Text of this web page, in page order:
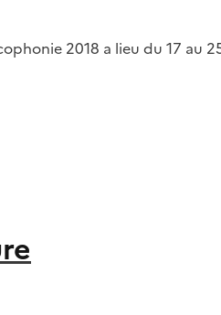
2018 a lieu du 17 au